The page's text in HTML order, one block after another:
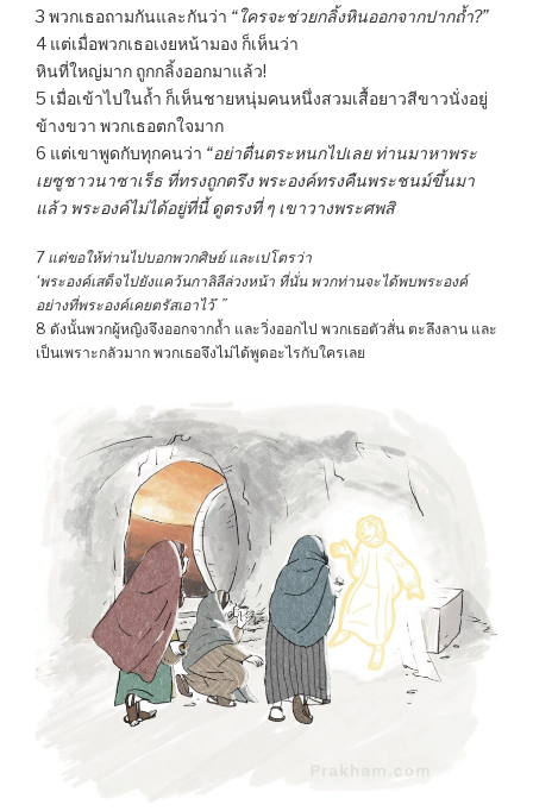
3 พวกเธอถามกันและกันว่า “ใครจะช่วยกลิ้งหินออกจากปากถ้ำ?”
4 แต่เมื่อพวกเธอเงยหน้ามอง ก็เห็นว่า
หินที่ใหญ่มาก ถูกกลิ้งออกมาแล้ว!
5 เมื่อเข้าไปในถ้ำ ก็เห็นชายหนุ่มคนหนึ่งสวมเสื้อยาวสีขาวนั่งอยู่
ข้างขวา พวกเธอตกใจมาก
6 แต่เขาพูดกับทุกคนว่า “อย่าตื่นตระหนกไปเลย ท่านมาหาพระ
เยซูชาวนาซาเร็ธ ที่ทรงถูกตรึง พระองค์ทรงคืนพระชนม์ขึ้นมา
แล้ว พระองค์ไม่ได้อยู่ที่นี้ ดูตรงที่ ๆ เขาวางพระศพสิ
7 แต่ขอให้ท่านไปบอกพวกศิษย์ และเปโตรว่า
‘พระองค์เสด็จไปยังแคว้นกาลิลีล่วงหน้า ที่นั่น พวกท่านจะได้พบพระองค์
อย่างที่พระองค์เคยตรัสเอาไว้’ ”
8 ดังนั้นพวกผู้หญิงจึงออกจากถ้ำ และวิ่งออกไป พวกเธอตัวสั่น ตะลึงลาน และ
เป็นเพราะกลัวมาก พวกเธอจึงไม่ได้พูดอะไรกับใครเลย